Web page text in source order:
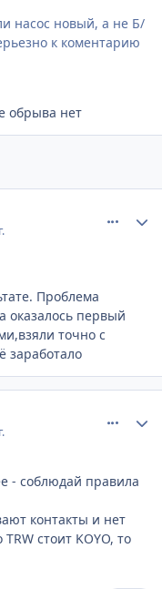
насос новый, а не Б/
к коментарию
обрыва нет
Проблема
оказалось первый
точно с
заработало
- соблюдай правила
контакты и нет
стоит KOYO, то